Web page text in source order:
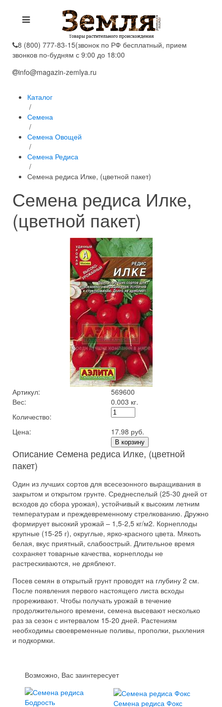
8 (800) 777-83-15(звонок по РФ бесплатный, прием
звонков по-будням с 9:00 до 18:00
info@magazin-zemlya.ru
Каталог
/
Семена
/
Семена Овощей
/
Семена Редиса
/
Семена редиса Илке, (цветной пакет)
Семена редиса Илке,
(цветной пакет)
Артикул:
569600
Вес:
0.003 кг.
Количество:
Цена:
17.98 руб.
В корзину
Описание Семена редиса Илке, (цветной
пакет)
Один из лучших сортов для всесезонного выращивания в
закрытом и открытом грунте. Среднеспелый (25-30 дней от
всходов до сбора урожая), устойчивый к высоким летним
температурам и преждевременному стрелкованию. Дружно
формирует высокий урожай – 1,5-2,5 кг/м2. Корнеплоды
крупные (15-25 г), округлые, ярко-красного цвета. Мякоть
белая, вкус приятный, слабоострый. Длительное время
сохраняет товарные качества, корнеплоды не
растрескиваются, не дряблеют.
Посев семян в открытый грунт проводят на глубину 2 см.
После появления первого настоящего листа всходы
прореживают. Чтобы получать урожай в течение
продолжительного времени, семена высевают несколько
раз за сезон с интервалом 15-20 дней. Растениям
необходимы своевременные поливы, прополки, рыхления
и подкормки.
Возможно, Вас заинтересует
Семена редиса Фокс